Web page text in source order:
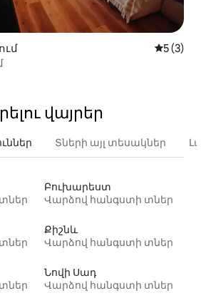
Միջին
5 (3)
վայրեր
Տների այլ տեսակներ
Բուխարեստ
Վարձով հանգստի տներ
Քիշնև
Վարձով հանգստի տներ
Նովի Սադ
Վարձով հանգստի տներ